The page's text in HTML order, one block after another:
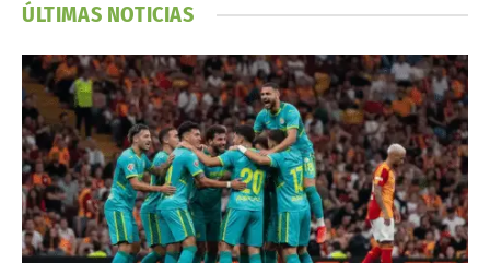
ÚLTIMAS NOTICIAS